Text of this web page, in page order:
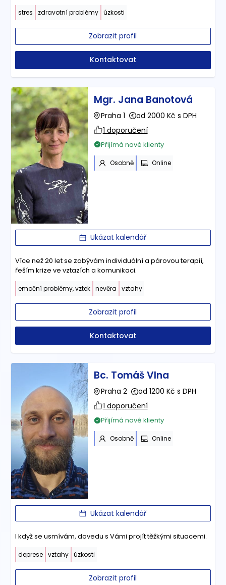
stres zdravotní problémy úzkosti
Zobrazit profil
Kontaktovat
Mgr. Jana Banotová
Praha 1
od 2000 Kč s DPH
1 doporučení
Přijímá nové klienty
Osobně Online
Ukázat kalendář
Více než 20 let se zabývám individuální a párovou terapií,
řeším krize ve vztazích a komunikaci.
emoční problémy, vztek nevěra vztahy
Zobrazit profil
Kontaktovat
Bc. Tomáš Vlna
Praha 2
od 1200 Kč s DPH
1 doporučení
Přijímá nové klienty
Osobně Online
Ukázat kalendář
I když se usmívám, dovedu s Vámi projít těžkými situacemi.
deprese vztahy úzkosti
Zobrazit profil